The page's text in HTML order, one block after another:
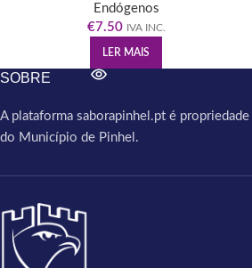
Endógenos
€7.50 IVA INC.
LER MAIS
SOBRE
A plataforma saborapinhel.pt é propriedade
do Município de Pinhel.